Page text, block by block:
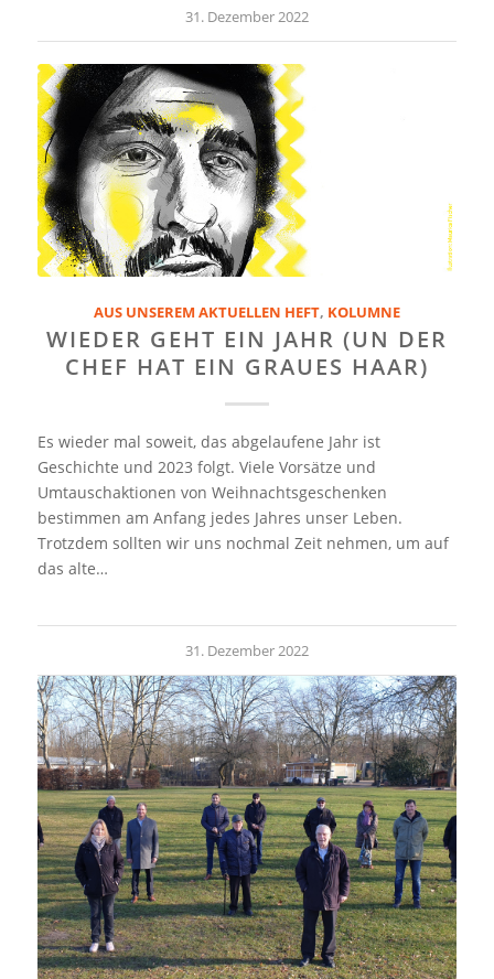
31. Dezember 2022
AUS UNSEREM AKTUELLEN HEFT, KOLUMNE
WIEDER GEHT EIN JAHR (UN DER
CHEF HAT EIN GRAUES HAAR)
Es wieder mal soweit, das abgelaufene Jahr ist
Geschichte und 2023 folgt. Viele Vorsätze und
Umtauschaktionen von Weihnachtsgeschenken
bestimmen am Anfang jedes Jahres unser Leben.
Trotzdem sollten wir uns nochmal Zeit nehmen, um auf
das alte…
31. Dezember 2022